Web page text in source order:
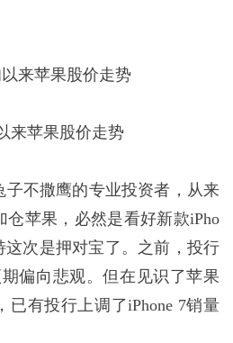
来苹果股价走势
子不撒鹰的专业投资者，从来
仓苹果，必然是看好新款iPho
这次是押对宝了。之前，投行
偏向悲观。但在见识了苹果
已有投行上调了iPhone 7销量